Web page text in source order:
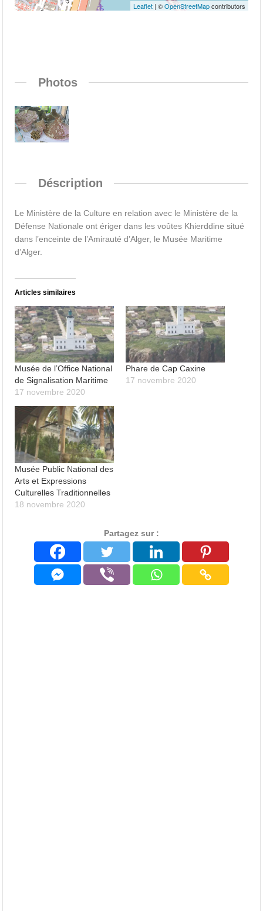
Leaflet| ©OpenStreetMapcontributors
Photos
Déscription
Le Ministère de la Culture en relation avec le Ministère de la
Défense Nationale ont ériger dans les voûtes Khierddine situé
dans l’enceinte de l’Amirauté d’Alger, le Musée Maritime
d’Alger.
Articles similaires
Musée de l’Office National
de Signalisation Maritime
17 novembre 2020
Phare de Cap Caxine
17 novembre 2020
Musée Public National des
Arts et Expressions
Culturelles Traditionnelles
18 novembre 2020
Partagez sur :